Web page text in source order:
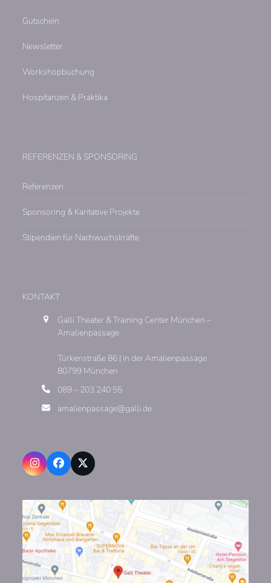
Gutschein
Newsletter
Workshopbuchung
Hospitanzen & Praktika
REFERENZEN & SPONSORING
Referenzen
Sponsoring & Karitative Projekte
Stipendien für Nachwuchskräfte
KONTAKT
Galli Theater & Training Center München –
Amalienpassage
Türkenstraße 86 | in der Amalienpassage
80799 München
089 – 203 240 55
amalienpassage@galli.de
Instagram
Facebook
X